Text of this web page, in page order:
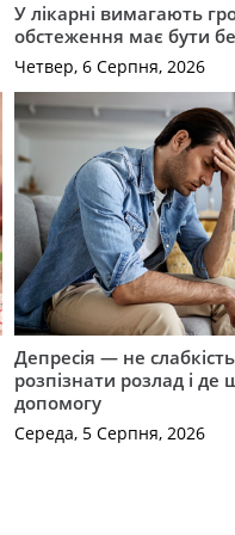
У лікарні вимагають
обстеження має бути
Четвер, 6 Серпня, 2026
Депресія — не
розпізнати розлад і де
допомогу
Середа, 5 Серпня, 2026